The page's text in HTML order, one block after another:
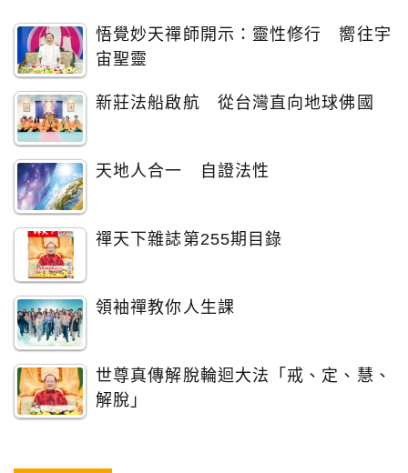
悟覺妙天禪師開示：靈性修行 嚮往宇
宙聖靈
新莊法船啟航 從台灣直向地球佛國
天地人合一 自證法性
禪天下雜誌第255期目錄
領袖禪教你人生課
世尊真傳解脫輪迴大法「戒、定、慧、
解脫」